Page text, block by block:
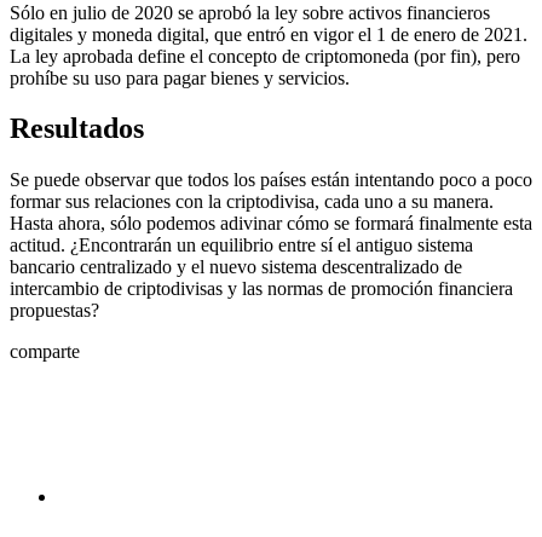
Sólo en julio de 2020 se aprobó la ley sobre activos financieros
digitales y moneda digital, que entró en vigor el 1 de enero de 2021.
La ley aprobada define el concepto de criptomoneda (por fin), pero
prohíbe su uso para pagar bienes y servicios.
Resultados
Se puede observar que todos los países están intentando poco a poco
formar sus relaciones con la criptodivisa, cada uno a su manera.
Hasta ahora, sólo podemos adivinar cómo se formará finalmente esta
actitud. ¿Encontrarán un equilibrio entre sí el antiguo sistema
bancario centralizado y el nuevo sistema descentralizado de
intercambio de criptodivisas y las normas de promoción financiera
propuestas?
comparte